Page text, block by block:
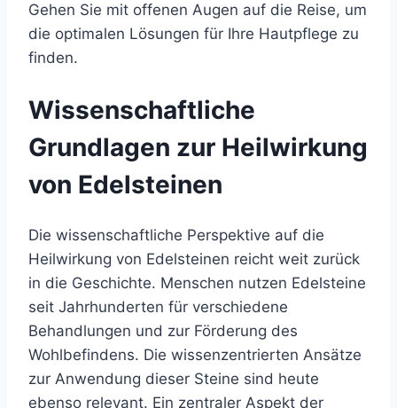
Gehen Sie mit offenen Augen auf die Reise, um
die optimalen Lösungen für Ihre Hautpflege zu
finden.
Wissenschaftliche
Grundlagen zur Heilwirkung
von Edelsteinen
Die wissenschaftliche Perspektive auf die
Heilwirkung von Edelsteinen reicht weit zurück
in die Geschichte. Menschen nutzen Edelsteine
seit Jahrhunderten für verschiedene
Behandlungen und zur Förderung des
Wohlbefindens. Die wissenzentrierten Ansätze
zur Anwendung dieser Steine sind heute
ebenso relevant. Ein zentraler Aspekt der